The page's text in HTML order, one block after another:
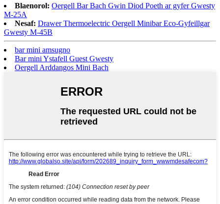
Blaenorol: Oergell Bar Bach Gwin Diod Poeth ar gyfer Gwesty
M-25A
Nesaf: Drawer Thermoelectric Oergell Minibar Eco-Gyfeillgar
Gwesty M-45B
bar mini amsugno
Bar mini Ystafell Guest Gwesty
Oergell Arddangos Mini Bach